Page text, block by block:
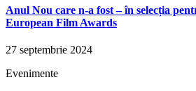
Anul Nou care n-a fost – în selecția
European Film Awards
27 septembrie 2024
Evenimente